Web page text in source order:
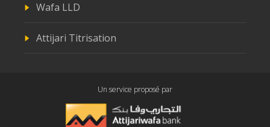
Wafa LLD
Attijari Titrisation
Un service proposé par